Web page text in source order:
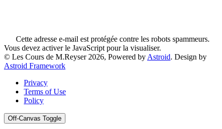
Cette adresse e-mail est protégée contre les robots spammeurs.
Vous devez activer le JavaScript pour la visualiser.
© Les Cours de M.Reyser 2026, Powered by Astroid. Design by
Astroid Framework
Privacy
Terms of Use
Policy
Off-Canvas Toggle